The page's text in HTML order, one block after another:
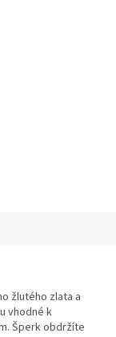
žlutého zlata a
vhodné k
Šperk obdržíte